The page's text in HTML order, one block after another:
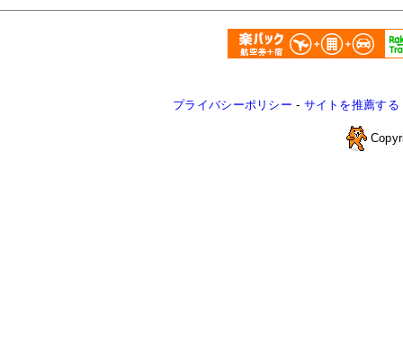
プライバシーポリシー - サイトを推薦する